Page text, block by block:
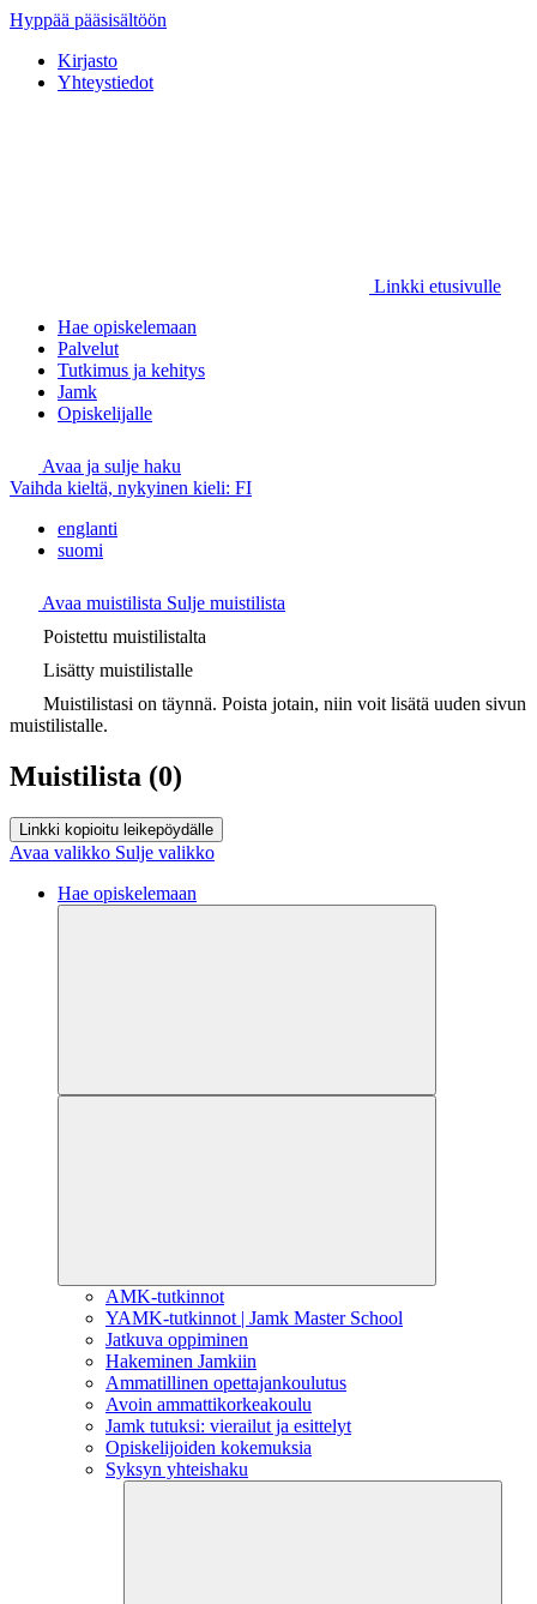
Hyppää pääsisältöön
Kirjasto
Yhteystiedot
Linkki etusivulle
Hae opiskelemaan
Palvelut
Tutkimus ja kehitys
Jamk
Opiskelijalle
Avaa ja sulje haku
Vaihda kieltä, nykyinen kieli: FI
englanti
suomi
Avaa muistilista Sulje muistilista
Poistettu muistilistalta
Lisätty muistilistalle
Muistilistasi on täynnä. Poista jotain, niin voit lisätä uuden sivun
muistilistalle.
Muistilista (0)
Linkki kopioitu leikepöydälle
Avaa valikko Sulje valikko
Hae opiskelemaan
AMK-tutkinnot
YAMK-tutkinnot | Jamk Master School
Jatkuva oppiminen
Hakeminen Jamkiin
Ammatillinen opettajankoulutus
Avoin ammattikorkeakoulu
Jamk tutuksi: vierailut ja esittelyt
Opiskelijoiden kokemuksia
Syksyn yhteishaku